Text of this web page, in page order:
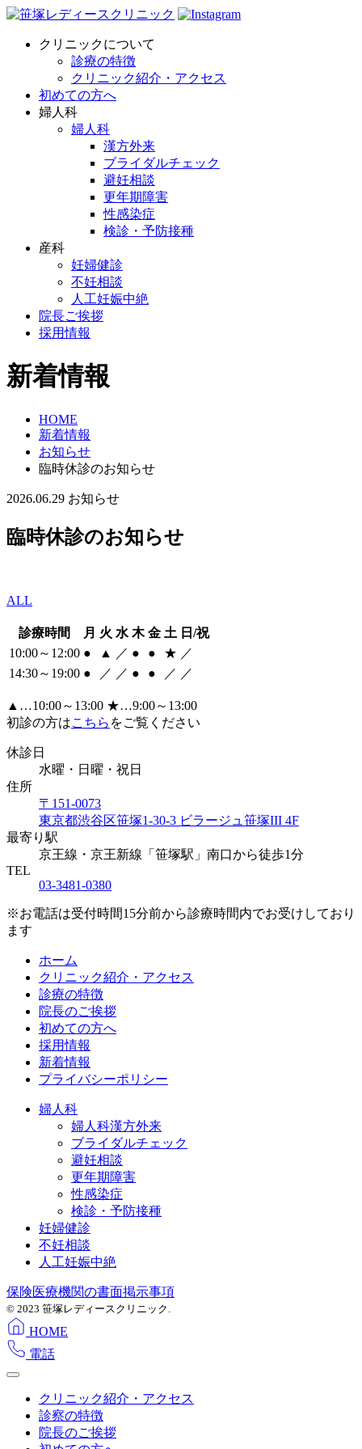
クリニックについて
診療の特徴
クリニック紹介・アクセス
初めての方へ
婦人科
婦人科
漢方外来
ブライダルチェック
避妊相談
更年期障害
性感染症
検診・予防接種
産科
妊婦健診
不妊相談
人工妊娠中絶
院長ご挨拶
採用情報
新着情報
HOME
新着情報
お知らせ
臨時休診のお知らせ
2026.06.29 お知らせ
臨時休診のお知らせ
ALL
診療時間 月 火 水 木 金 土 日/祝
10:00～12:00 ● ▲ ／ ● ● ★ ／
14:30～19:00 ● ／ ／ ● ● ／ ／
▲ …10:00～13:00 ★…9:00～13:00
初診の方はこちら をご覧ください
休診日
水曜・日曜・祝日
住所
〒151-0073
東京都渋谷区笹塚1-30-3 ビラージュ笹塚III 4F
最寄り駅
京王線・京王新線「笹塚駅」南口から徒歩1分
TEL
03-3481-0380
※お電話は受付時間15分前から診療時間内でお受けしており
ます
ホーム
クリニック紹介・アクセス
診療の特徴
院長のご挨拶
初めての方へ
採用情報
新着情報
プライバシーポリシー
婦人科
婦人科漢方外来
ブライダルチェック
避妊相談
更年期障害
性感染症
検診・予防接種
妊婦健診
不妊相談
人工妊娠中絶
保険医療機関の書面掲示事項
© 2023 笹塚レディースクリニック.
HOME
電話
クリニック紹介・アクセス
診察の特徴
院長のご挨拶